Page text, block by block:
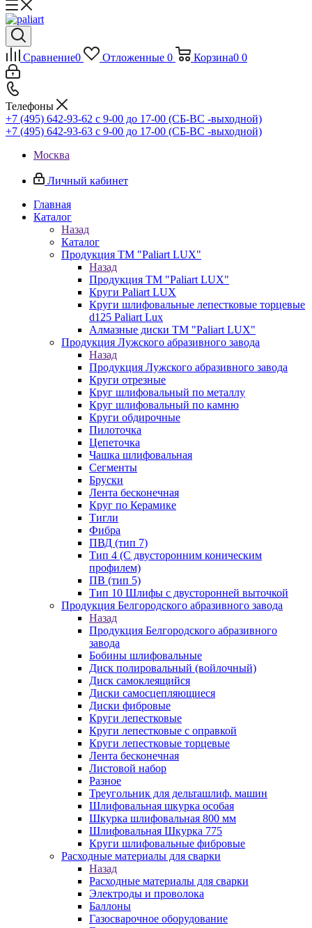
Сравнение0 Отложенные 0 Корзина0 0
Телефоны
+7 (495) 642-93-62 c 9-00 до 17-00 (СБ-ВС -выходной)
+7 (495) 642-93-63 c 9-00 до 17-00 (СБ-ВС -выходной)
Москва
Личный кабинет
Главная
Каталог
Назад
Каталог
Продукция ТМ "Paliart LUX"
Назад
Продукция ТМ "Paliart LUX"
Круги Paliart LUX
Круги шлифовальные лепестковые торцевые
d125 Paliart Lux
Алмазные диски ТМ "Paliart LUX"
Продукция Лужского абразивного завода
Назад
Продукция Лужского абразивного завода
Круги отрезные
Круг шлифовальный по металлу
Круг шлифовальный по камню
Круги обдирочные
Пилоточка
Цепеточка
Чашка шлифовальная
Сегменты
Бруски
Лента бесконечная
Круг по Керамике
Тигли
Фибра
ПВД (тип 7)
Тип 4 (С двусторонним коническим
профилем)
ПВ (тип 5)
Тип 10 Шлифы с двусторонней выточкой
Продукция Белгородского абразивного завода
Назад
Продукция Белгородского абразивного
завода
Бобины шлифовальные
Диск полировальный (войлочный)
Диск самоклеящийся
Диски самосцепляющиеся
Диски фибровые
Круги лепестковые
Круги лепестковые с оправкой
Круги лепестковые торцевые
Лента бесконечная
Листовой набор
Разное
Треугольник для дельташлиф. машин
Шлифовальная шкурка особая
Шкурка шлифовальная 800 мм
Шлифовальная Шкурка 775
Круги шлифовальные фибровые
Расходные материалы для сварки
Назад
Расходные материалы для сварки
Электроды и проволока
Баллоны
Газосварочное оборудование